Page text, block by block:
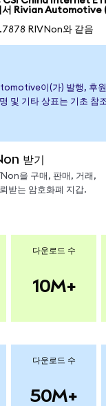
서 Rivian Automotive
RIVNon와 같음
이(가) 발행, 후
및 기타 상표는 기초 참
받기
을 구매, 판매, 거래,
받는 암호화폐 지갑.
다운로드 수
10M+
다운로드 수
50M+